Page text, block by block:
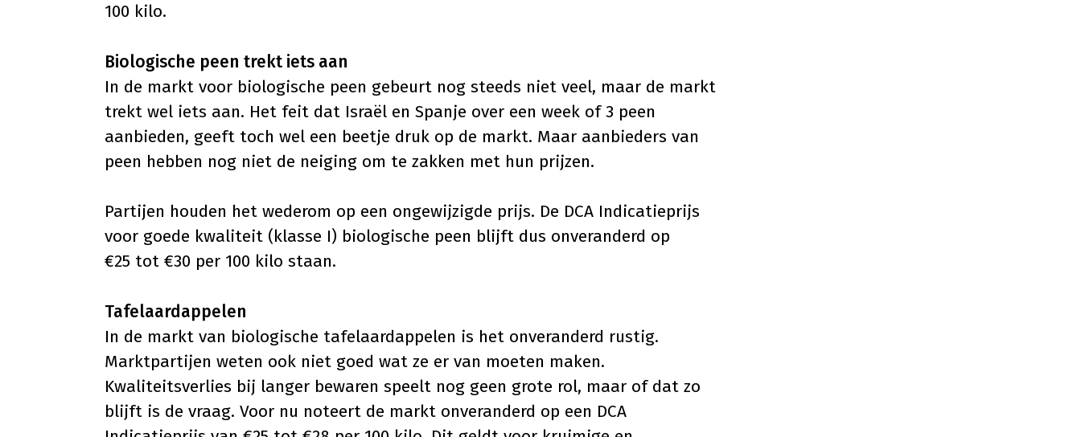
100 kilo.
Biologische peen trekt iets aan
In de markt voor biologische peen gebeurt nog steeds niet veel, maar de markt
trekt wel iets aan. Het feit dat Israël en Spanje over een week of 3 peen
aanbieden, geeft toch wel een beetje druk op de markt. Maar aanbieders van
peen hebben nog niet de neiging om te zakken met hun prijzen.
Partijen houden het wederom op een ongewijzigde prijs. De DCA Indicatieprijs
voor goede kwaliteit (klasse I) biologische peen blijft dus onveranderd op
€25 tot €30 per 100 kilo staan.
Tafelaardappelen
In de markt van biologische tafelaardappelen is het onveranderd rustig.
Marktpartijen weten ook niet goed wat ze er van moeten maken.
Kwaliteitsverlies bij langer bewaren speelt nog geen grote rol, maar of dat zo
blijft is de vraag. Voor nu noteert de markt onveranderd op een DCA